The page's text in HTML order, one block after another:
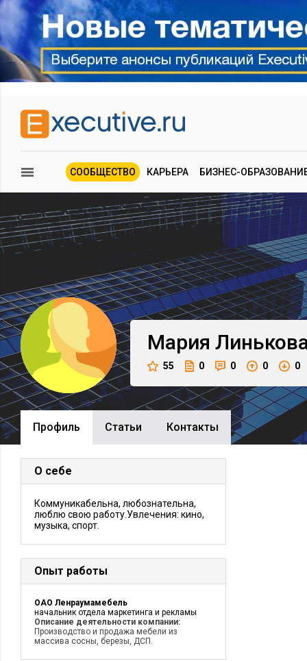
СООБЩЕСТВО КАРЬЕРА БИЗНЕС-
Мария
55 0 0 0 0
Профиль Cтатьи Контакты
О себе
Коммуникабельна, любознательна,
люблю свою работу.Увлечения: кино,
музыка, спорт.
Опыт работы
ОАО Ленраумамебель
начальник отдела маркетинга и рекламы
Описание деятельности компании:
Производство и продажа мебели из
массива сосны, березы, ДСП.